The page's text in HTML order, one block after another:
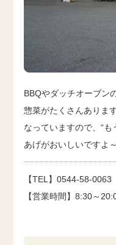
BBQやダッチオーブン
惣菜がたくさんありま
なっていますので、“
あげがおいしいですよ～
【TEL】0544-58-0063
【営業時間】8:30～